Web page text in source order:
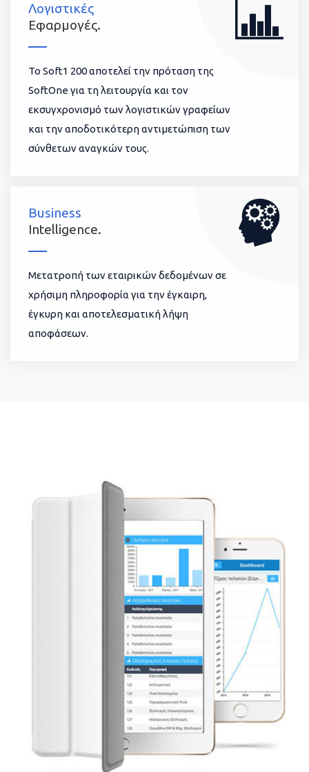
Λογιστικές
Εφαρμογές.
To Soft1 200 αποτελεί την πρόταση της
SoftOne για τη λειτουργία και τον
εκσυγχρονισμό των λογιστικών γραφείων
και την αποδοτικότερη αντιμετώπιση των
σύνθετων αναγκών τους.
Business
Intelligence.
Μετατροπή των εταιρικών δεδομένων σε
χρήσιμη πληροφορία για την έγκαιρη,
έγκυρη και αποτελεσματική λήψη
αποφάσεων.